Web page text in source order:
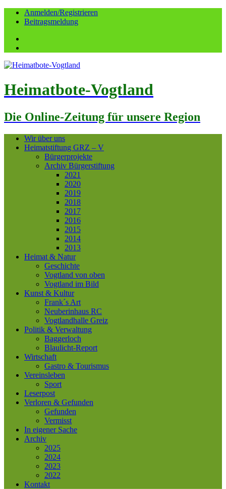
Anmelden/Registrieren
Beitragsmeldung
Heimatbote-Vogtland
Die Online-Zeitung für unsere Region
Wir über uns
Heimatstiftung GRZ – V
Bürgerprojekte
Archiv Bürgerstiftung
2021
2020
2019
2018
2017
2016
2015
2014
2013
Heimat & Natur
Geschichte
Vogtland von oben
Vogtland im Bild
Kunst & Kultur
Frank´s Art
Neuberinhaus RC
Vogtlandhalle Greiz
Politik & Verwaltung
Baggerloch
Blaulicht-Report
Wirtschaft
Gastro & Tourismus
Vereinsleben
Sport
Leserpost
Verloren & Gefunden
Gefunden
Vermisst
In eigener Sache
Archiv
2025
2024
2023
2022
Kontakt